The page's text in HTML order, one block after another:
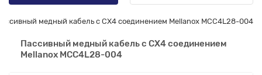
медный кабель с CX4 соединением Mellanox MCC4L28-004
Пассивный медный кабель с CX4 соединением
Mellanox MCC4L28-004